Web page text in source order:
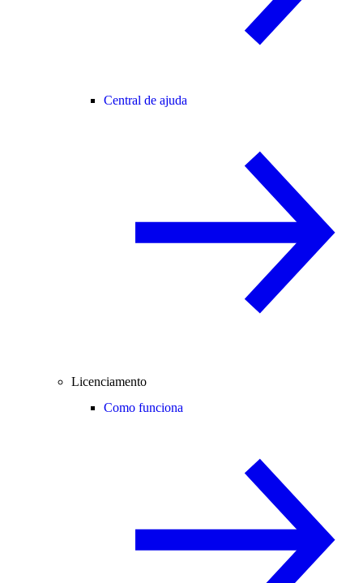
Central de ajuda
Licenciamento
Como funciona